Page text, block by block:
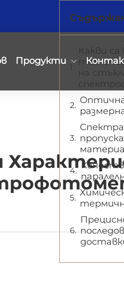
Продукти
Какви
на